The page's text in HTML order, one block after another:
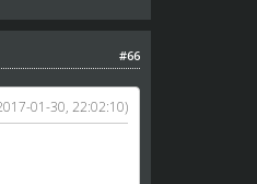
#66
01-30, 22:02:10)